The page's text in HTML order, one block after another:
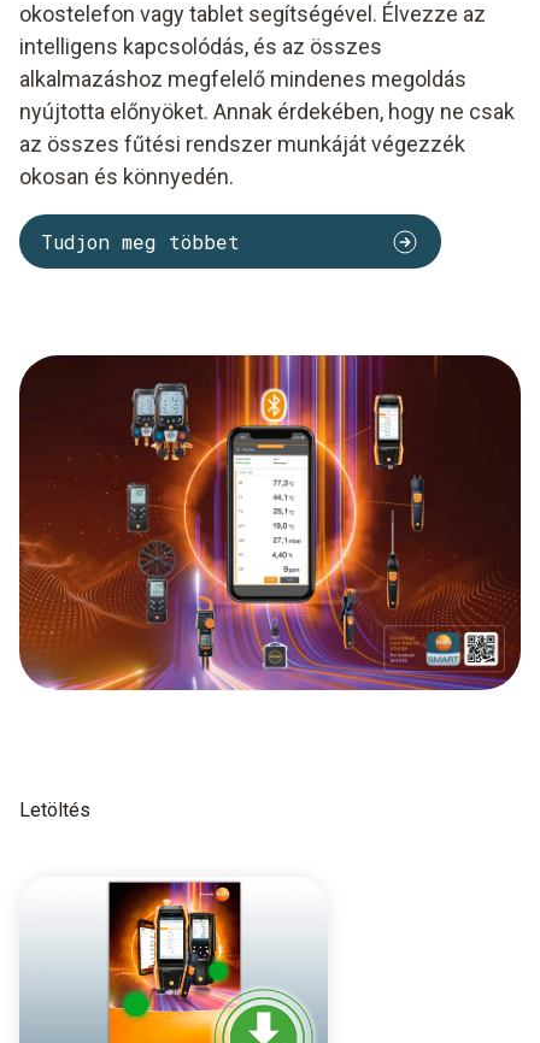
okostelefon vagy tablet segítségével. Élvezze az
intelligens kapcsolódás, és az összes
alkalmazáshoz megfelelő mindenes megoldás
nyújtotta előnyöket. Annak érdekében, hogy ne csak
az összes fűtési rendszer munkáját végezzék
okosan és könnyedén.
Tudjon meg többet
Letöltés